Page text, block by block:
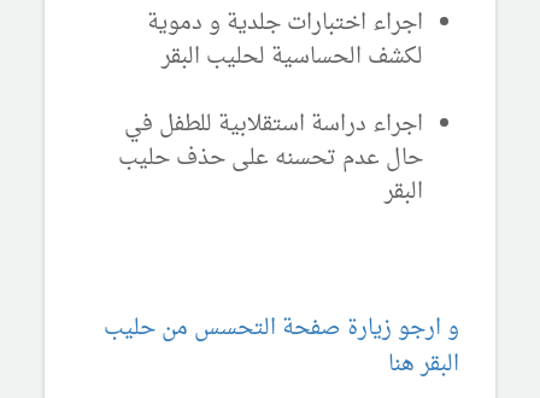
اجراء اختبارات جلدية و دموية
لكشف الحساسية لحليب البقر
اجراء دراسة استقلابية للطفل في
حال عدم تحسنه على حذف حليب
البقر
و ارجو زيارة صفحة التحسس من حليب
البقر هنا